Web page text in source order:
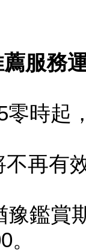
薦服務
零時起
再有
豫鑑賞